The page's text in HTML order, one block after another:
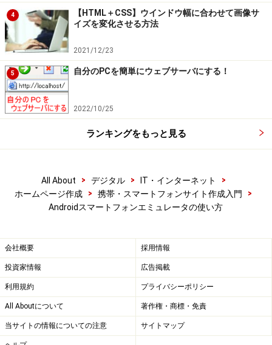
4
【HTML＋CSS】ウインドウ幅に合わせて画像サ
イズを変化させる方法
2021/12/23
5 自分のPCを簡単にウェブサーバにする！
2022/10/25
ランキングをもっと見る
All About > デジタル > IT・インターネット
>
ホームページ作成
> 携帯・スマートフォンサイト作成入門
>
Androidスマートフォンエミュレータの使い方
会社概要 採用情報
投資家情報 広告掲載
利用規約 プライバシーポリシー
All Aboutについて 著作権・商標・免責
当サイトの情報についての注意 サイトマップ